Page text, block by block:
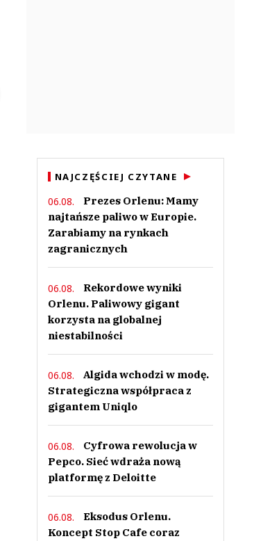
NAJCZĘŚCIEJ CZYTANE
06.08.
Prezes Orlenu: Mamy
najtańsze paliwo w Europie.
Zarabiamy na rynkach
zagranicznych
06.08.
Rekordowe wyniki
Orlenu. Paliwowy gigant
korzysta na globalnej
niestabilności
06.08.
Algida wchodzi w modę.
Strategiczna współpraca z
gigantem Uniqlo
06.08.
Cyfrowa rewolucja w
Pepco. Sieć wdraża nową
platformę z Deloitte
06.08.
Eksodus Orlenu.
Koncept Stop Cafe coraz